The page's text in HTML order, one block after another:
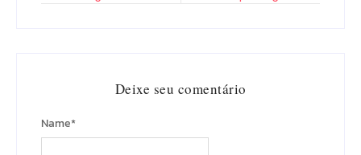
Deixe seu comentário
Name*